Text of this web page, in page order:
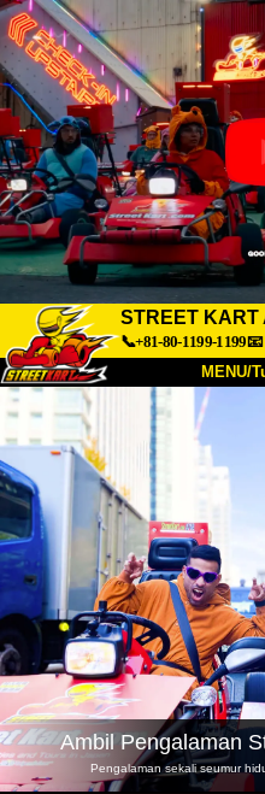
STREET KART
📞+81-80-1199-1199📧
MENU/
Tentang
Akses
Syarikat
Tokyo Shinagawa
Tokyo Akihabara#2
Tokyo Shibuya Annex
Tokyo Asakusa
Okinawa
Ambil Pengalaman
Pengalaman sekali seumur